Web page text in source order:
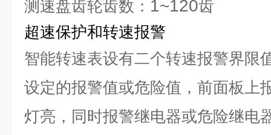
测速盘齿轮齿数： 1~120齿
超速保护和转速报警
智能转速表设有二个转速报警界限
设定的报警值或危险值，前面板上
灯亮，同时报警继电器或危险继电